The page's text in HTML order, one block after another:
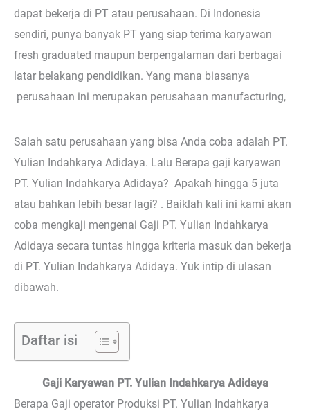
dapat bekerja di PT atau perusahaan. Di Indonesia
sendiri, punya banyak PT yang siap terima karyawan
fresh graduated maupun berpengalaman dari berbagai
latar belakang pendidikan. Yang mana biasanya
perusahaan ini merupakan perusahaan manufacturing,
Salah satu perusahaan yang bisa Anda coba adalah PT.
Yulian Indahkarya Adidaya. Lalu Berapa gaji karyawan
PT. Yulian Indahkarya Adidaya? Apakah hingga 5 juta
atau bahkan lebih besar lagi? . Baiklah kali ini kami akan
coba mengkaji mengenai Gaji PT. Yulian Indahkarya
Adidaya secara tuntas hingga kriteria masuk dan bekerja
di PT. Yulian Indahkarya Adidaya. Yuk intip di ulasan
dibawah.
Daftar isi
Gaji Karyawan PT. Yulian Indahkarya Adidaya
Berapa Gaji operator Produksi PT. Yulian Indahkarya